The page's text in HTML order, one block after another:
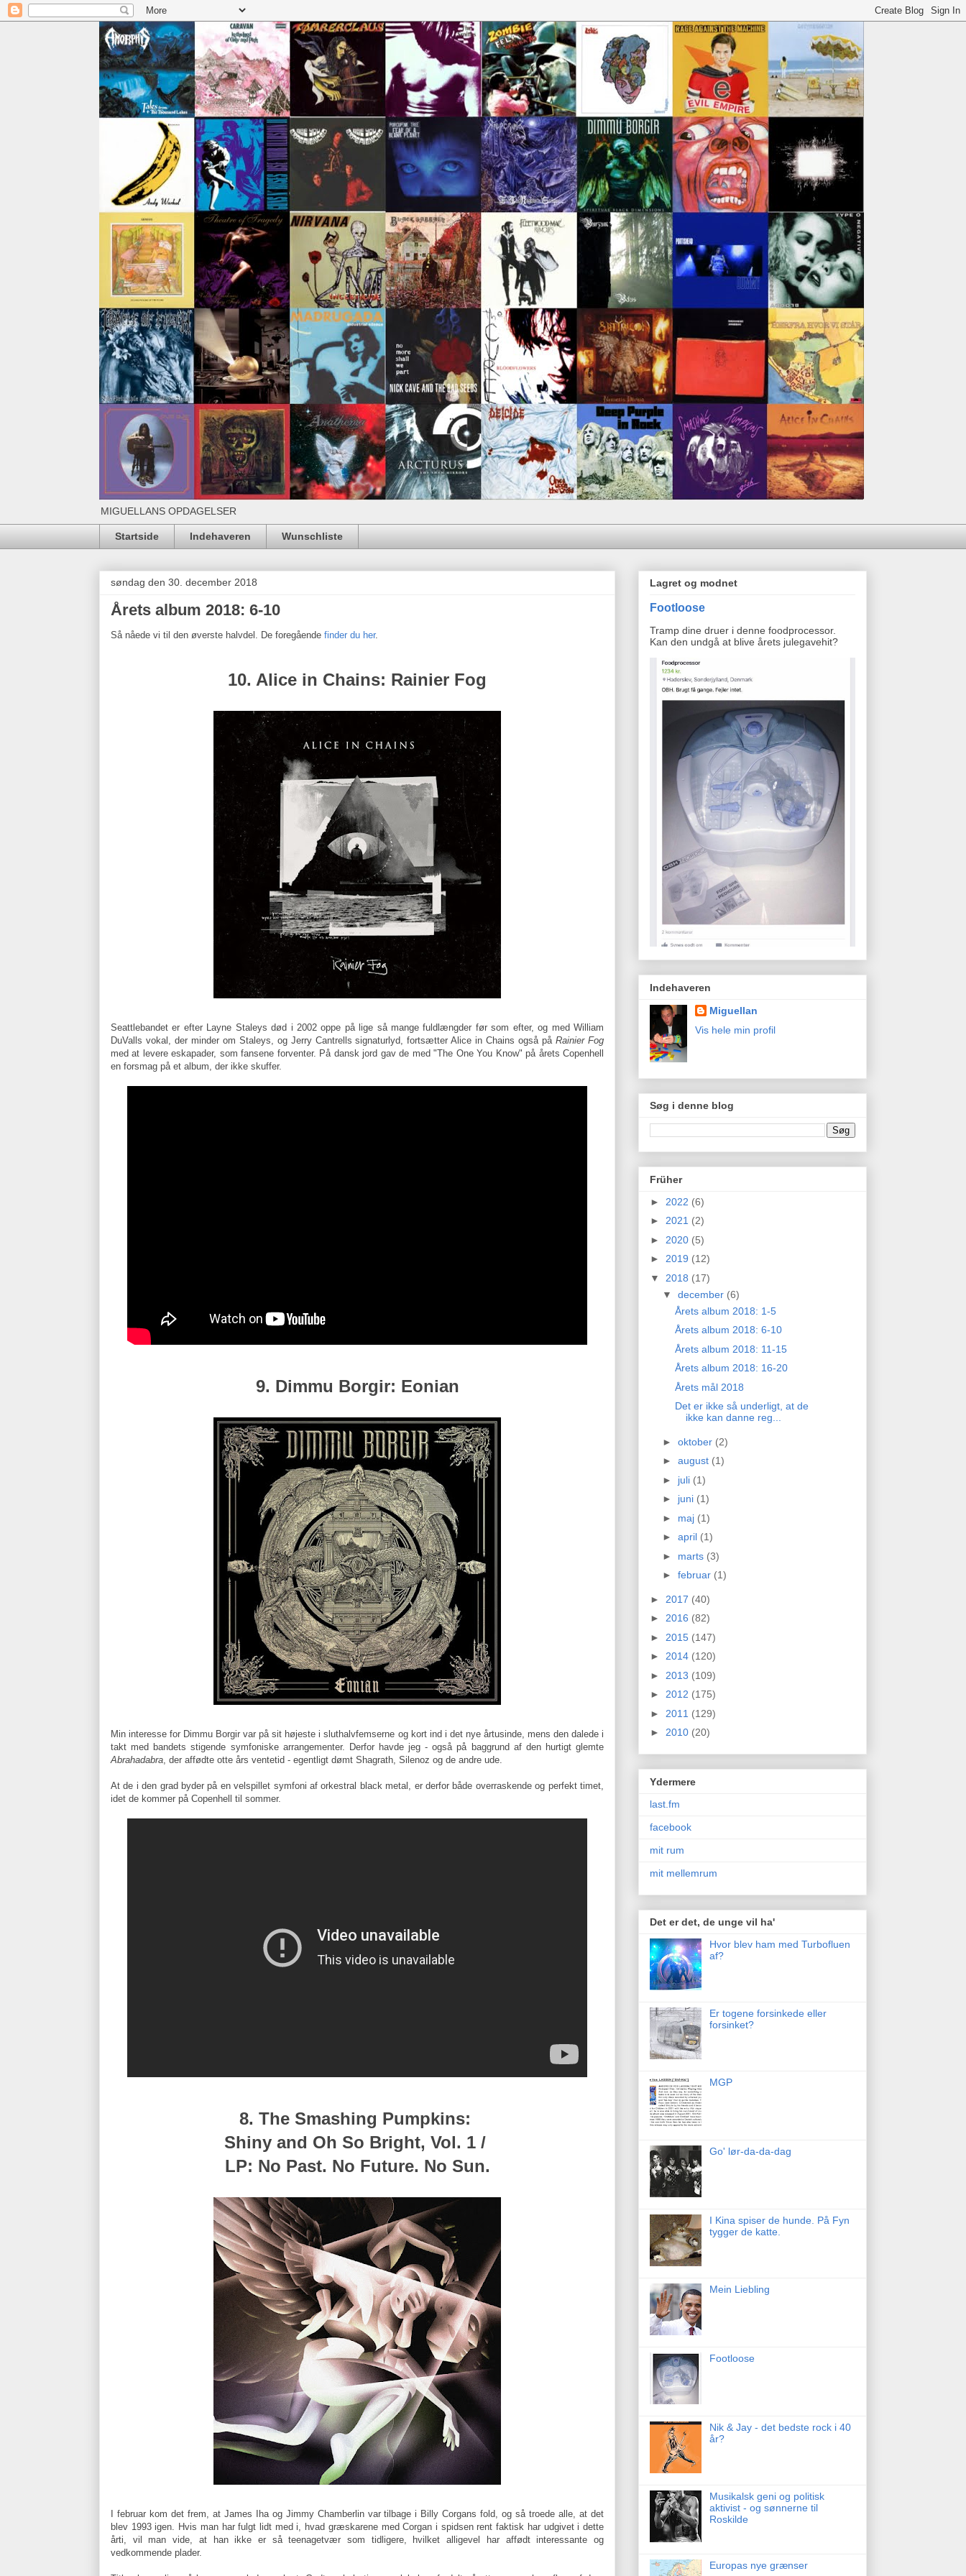
MIGUELLANS OPDAGELSER
Startside Indehaveren Wunschliste
søndag den 30. december 2018
Årets album 2018: 6-10
Så nåede vi til den øverste halvdel. De foregående finder du her.
10. Alice in Chains: Rainier Fog
Seattlebandet er efter Layne Staleys død i 2002 oppe på lige så mange fuldlængder før som efter, og med William
DuValls vokal, der minder om Staleys, og Jerry Cantrells signaturlyd, fortsætter Alice in Chains også påRainier Fog
med at levere eskapader, som fansene forventer. På dansk jord gav de med "The One You Know" på årets Copenhell
en forsmag på et album, der ikke skuffer.
9. Dimmu Borgir: Eonian
Min interesse for Dimmu Borgir var på sit højeste i sluthalvfemserne og kort ind i det nye årtusinde, mens den dalede i
takt med bandets stigende symfoniske arrangementer. Derfor havde jeg - også på baggrund af den hurtigt glemte
Abrahadabra , der affødte otte års ventetid - egentligt dømt Shagrath, Silenoz og de andre ude.
At de i den grad byder på en velspillet symfoni af orkestral black metal, er derfor både overraskende og perfekt timet,
idet de kommer på Copenhell til sommer.
8. The Smashing Pumpkins:
Shiny and Oh So Bright, Vol. 1 /
LP: No Past. No Future. No Sun.
I februar kom det frem, at James Iha og Jimmy Chamberlin var tilbage i Billy Corgans fold, og så troede alle, at det
blev 1993 igen. Hvis man har fulgt lidt med i, hvad græskarene med Corgan i spidsen rent faktisk har udgivet i dette
årti, vil man vide, at han ikke er så teenagetvær som tidligere, hvilket alligevel har affødt interessante og
vedkommende plader.
Lagret og modnet
Footloose
Tramp dine druer i denne foodprocessor.
Kan den undgå at blive årets julegavehit?
Indehaveren
Miguellan
Vis hele min profil
Søg i denne blog
Früher
► 2022 (6)
► 2021 (2)
► 2020 (5)
► 2019 (12)
▼ 2018 (17)
▼ december (6)
Årets album 2018: 1-5
Årets album 2018: 6-10
Årets album 2018: 11-15
Årets album 2018: 16-20
Årets mål 2018
Det er ikke så underligt, at de
ikke kan danne reg...
► oktober (2)
► august (1)
► juli (1)
► juni (1)
► maj (1)
► april (1)
► marts (3)
► februar (1)
► 2017 (40)
► 2016 (82)
► 2015 (147)
► 2014 (120)
► 2013 (109)
► 2012 (175)
► 2011 (129)
► 2010 (20)
Ydermere
last.fm
facebook
mit rum
mit mellemrum
Det er det, de unge vil ha'
Hvor blev ham med Turbofluen
af?
Er togene forsinkede eller
forsinket?
MGP
Go' lør-da-da-dag
I Kina spiser de hunde. På Fyn
tygger de katte.
Mein Liebling
Footloose
Nik & Jay - det bedste rock i 40
år?
Musikalsk geni og politisk
aktivist - og sønnerne til
Roskilde
Europas nye grænser